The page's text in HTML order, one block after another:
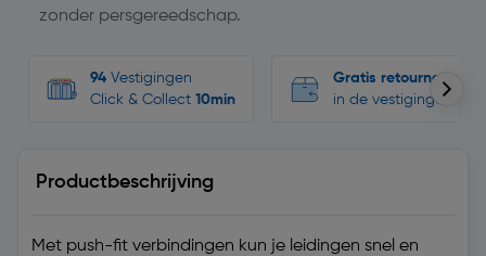
zonder persgereedschap.
94 Vestigingen
Click & Collect 10min
Gratis retourneren
in de vestigingen
Productbeschrijving
Met push-fit verbindingen kun je leidingen snel en